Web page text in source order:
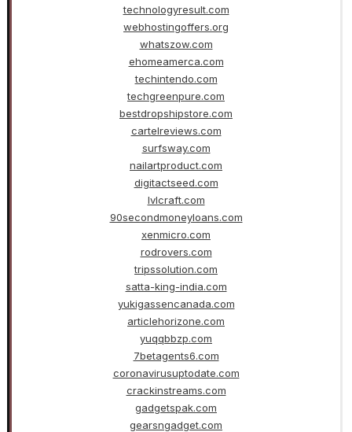
technologyresult.com
webhostingoffers.org
whatszow.com
ehomeamerca.com
techintendo.com
techgreenpure.com
bestdropshipstore.com
cartelreviews.com
surfsway.com
nailartproduct.com
digitactseed.com
lvlcraft.com
90secondmoneyloans.com
xenmicro.com
rodrovers.com
tripssolution.com
satta-king-india.com
yukigassencanada.com
articlehorizone.com
yuqqbbzp.com
7betagents6.com
coronavirusuptodate.com
crackinstreams.com
gadgetspak.com
gearsngadget.com